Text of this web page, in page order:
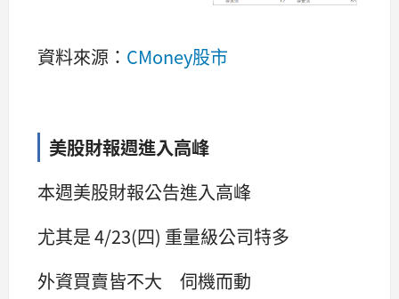
資料來源： CMoney股市
美股財報週進入高峰
本週美股財報公告進入高峰
尤其是 4/23(四) 重量級公司特多
外資買賣皆不大 伺機而動